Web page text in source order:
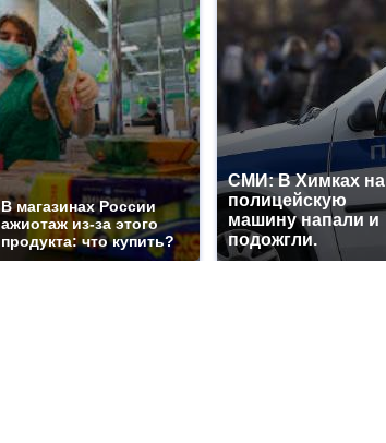
В магазинах России
ажиотаж из-за этого
продукта: что купить?
СМИ: В Химках на
полицейскую
машину напали и
подожгли.